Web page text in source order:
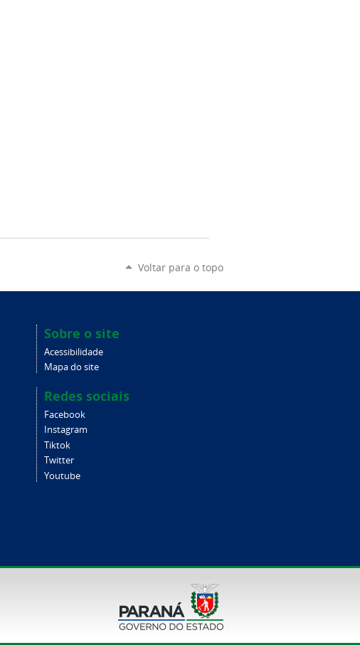
Voltar para o topo
Sobre o site
Acessibilidade
Mapa do site
Redes sociais
Facebook
Instagram
Tiktok
Twitter
Youtube